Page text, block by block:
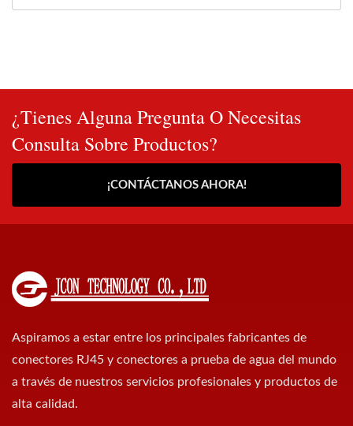
¿Tienes Alguna Pregunta O Necesitas
Consulta Sobre Productos?
¡CONTÁCTANOS AHORA!
Aspiramos a estar entre los principales fabricantes de
conectores RJ45 y conectores a prueba de agua del mundo
a través de nuestros servicios profesionales y productos de
alta calidad.